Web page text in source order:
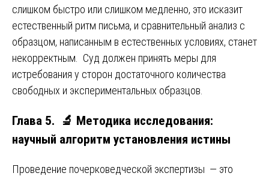
слишком быстро или слишком медленно, это исказит
естественный ритм письма, и сравнительный анализ с
образцом, написанным в естественных условиях, станет
некорректным. Суд должен принять меры для
истребования у сторон достаточного количества
свободных и экспериментальных образцов.
Глава 5. 🔬 Методика исследования:
научный алгоритм установления истины
Проведение почерковедческой экспертизы — это